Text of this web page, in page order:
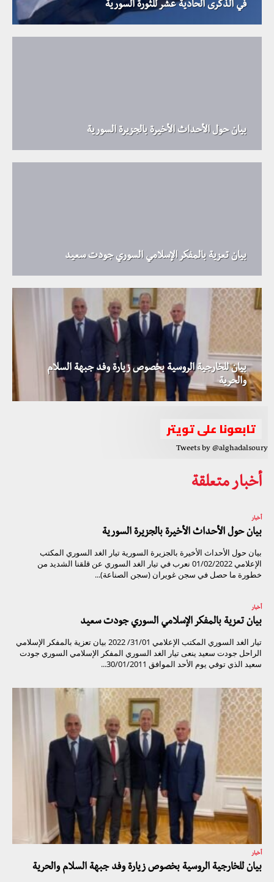
في الذكرى الحادية عشر للثورة السورية
بيان حول الأحداث الأخيرة بالجزيرة السورية
بيان تعزية بالمفكر الإسلامي السوري جودت سعيد
بيان للخارجية الروسية بخصوص زيارة وفد جبهة السلام
والحرية
تابعونا على تويتر
Tweets by @alghadalsoury
أخبار متعلقة
أخبار
بيان حول الأحداث الأخيرة بالجزيرة السورية
بيان حول الأحداث الأخيرة بالجزيرة السورية تيار الغد السوري المكتب
الإعلامي 01/02/2022 نعرب في تيار الغد السوري عن قلقنا الشديد من
خطورة ما حصل في سجن غويران (سجن الصناعة)...
أخبار
بيان تعزية بالمفكر الإسلامي السوري جودت سعيد
تيار الغد السوري المكتب الإعلامي 31/01/ 2022 بيان تعزية بالمفكر الإسلامي
الراحل جودت سعيد ينعى تيار الغد السوري المفكر الإسلامي السوري جودت
سعيد الذي توفي يوم الأحد الموافق 30/01/2011...
أخبار
بيان للخارجية الروسية بخصوص زيارة وفد جبهة السلام والحرية